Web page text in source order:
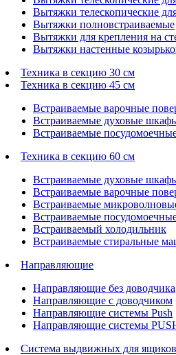
Вытяжки телескопические
Вытяжки полновстраиваемые
Вытяжки для крепления на
Вытяжки настенные
Техника в секцию 30 см
Техника в секцию 45 см
Встраиваемые варочные
Встраиваемые духовые
Встраиваемые
Техника в секцию 60 см
Встраиваемые духовые
Встраиваемые варочные
Встраиваемые
Встраиваемые
Встраиваемый холодильник
Встраиваемые стиральные
Направляющие
Направляющие без доводчика
Направляющие с доводчиком
Направляющие системы Push
Направляющие системы
Система выдвижных для ящиков